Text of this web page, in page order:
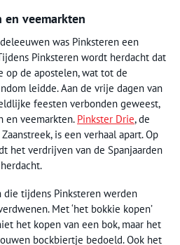
en veemarkten
was Pinksteren een
Pinksteren wordt herdacht dat
op de apostelen, wat tot de
leidde. Aan de vrije dagen van
feesten verbonden geweest,
en veemarkten. Pinkster Drie, de
is een verhaal apart. Op
het verdrijven van de Spanjaarden
die tijdens Pinksteren werden
Met ‘het bokkie kopen’
het kopen van een bok, maar het
bockbiertje bedoeld. Ook het